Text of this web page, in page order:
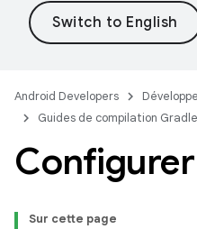
Android Developers
Guides de compilation Gradle
Sur cette page